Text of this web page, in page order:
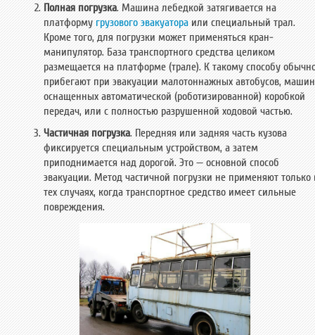
Полная погрузка. Машина лебедкой затягивается на
платформу грузового эвакуатора или специальный трал.
Кроме того, для погрузки может применяться кран-
манипулятор. База транспортного средства целиком
размещается на платформе (трале). К такому способу
прибегают при эвакуации малотоннажных автобусов,
оснащенных автоматической (роботизированной) коробкой
передач, или с полностью разрушенной ходовой частью.
Частичная погрузка. Передняя или задняя часть кузова
фиксируется специальным устройством, а затем
приподнимается над дорогой. Это — основной способ
эвакуации. Метод частичной погрузки не применяют только
тех случаях, когда транспортное средство имеет сильные
повреждения.